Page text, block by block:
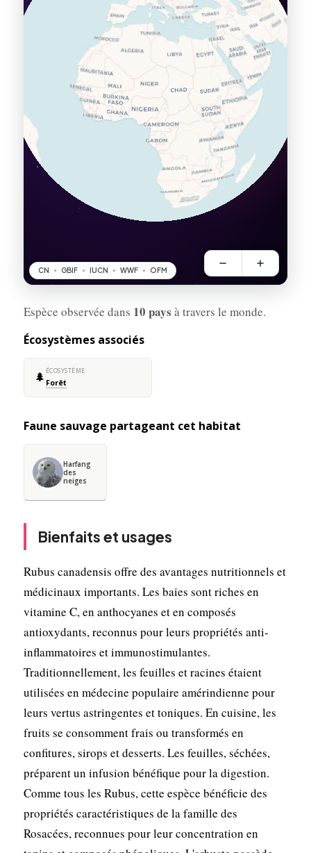
Espèce observée dans 10 pays à travers le monde.
Écosystèmes associés
🌲 ÉCOSYSTÈME
Forêt
Faune sauvage partageant cet habitat
Harfang
des
neiges
Bienfaits et usages
Rubus canadensis offre des avantages nutritionnels et
médicinaux importants. Les baies sont riches en
vitamine C, en anthocyanes et en composés
antioxydants, reconnus pour leurs propriétés anti-
inflammatoires et immunostimulantes.
Traditionnellement, les feuilles et racines étaient
utilisées en médecine populaire amérindienne pour
leurs vertus astringentes et toniques. En cuisine, les
fruits se consomment frais ou transformés en
confitures, sirops et desserts. Les feuilles, séchées,
préparent un infusion bénéfique pour la digestion.
Comme tous les Rubus, cette espèce bénéficie des
propriétés caractéristiques de la famille des
Rosacées, reconnues pour leur concentration en